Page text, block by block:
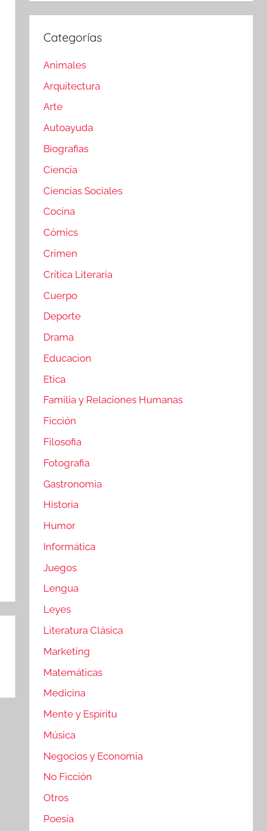
Categorías
Animales
Arquitectura
Arte
Autoayuda
Biografias
Ciencia
Ciencias Sociales
Cocina
Cómics
Crimen
Crítica Literaria
Cuerpo
Deporte
Drama
Educacion
Etica
Familia y Relaciones Humanas
Ficción
Filosofia
Fotografia
Gastronomia
Historia
Humor
Informática
Juegos
Lengua
Leyes
Literatura Clásica
Marketing
Matemáticas
Medicina
Mente y Espíritu
Música
Negocios y Economia
No Ficción
Otros
Poesía